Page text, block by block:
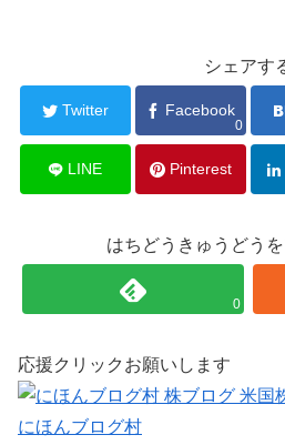
シェアす
Twitter Facebook
0
LINE Pinterest
はちどうきゅうどう
0
応援クリックお願いします
にほんブログ村